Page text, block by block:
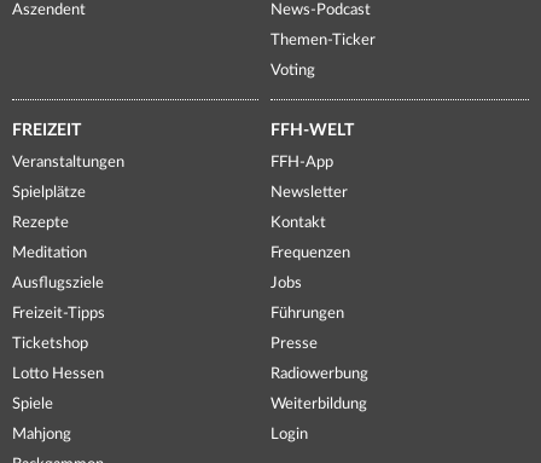
Aszendent
News-Podcast
Themen-Ticker
Voting
FREIZEIT
Veranstaltungen
Spielplätze
Rezepte
Meditation
Ausflugsziele
Freizeit-Tipps
Ticketshop
Lotto Hessen
Spiele
Mahjong
FFH-WELT
FFH-App
Newsletter
Kontakt
Frequenzen
Jobs
Führungen
Presse
Radiowerbung
Weiterbildung
Login